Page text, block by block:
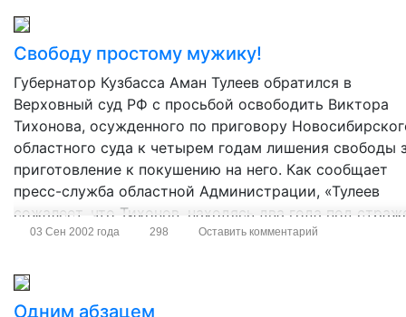
Свободу простому мужику!
Губернатор Кузбасса Аман Тулеев обратился в
Верховный суд РФ с просьбой освободить Виктора
Тихонова, осужденного по приговору
областного суда к четырем годам лишения свободы
приготовление к покушению на него. Как сообщает
пресс-служба областной Администрации, «Тулеев
сожалеет, что Тихонов, находясь два года под
претерпел лишения, потерял здоровье и должен
03 Сен 2002 года 298 Оставить комментарий
Одним абзацем